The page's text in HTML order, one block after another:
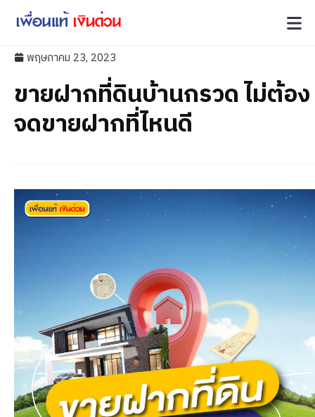
พฤษภาคม 23, 2023
ขายฝากที่ดินบ้านกรวด ไม่ต้อง
จดขายฝากที่ไหนดี